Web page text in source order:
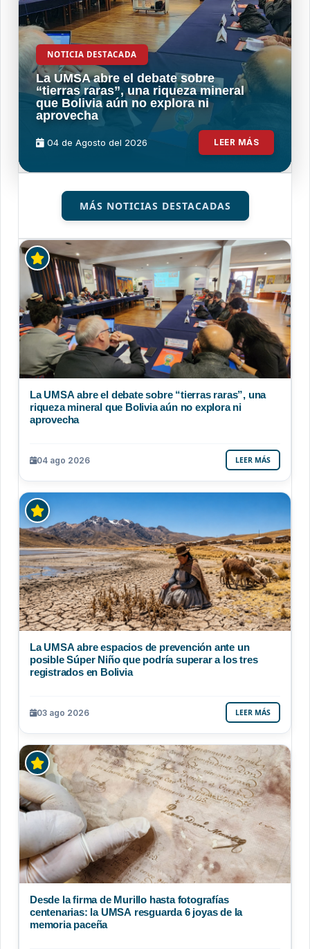
NOTICIA DESTACADA
La UMSA abre el debate sobre
“tierras raras”, una riqueza mineral
que Bolivia aún no explora ni
aprovecha
04 de Agosto del 2026 LEER MÁS
MÁS NOTICIAS DESTACADAS
La UMSA abre el debate sobre “tierras raras”, una
riqueza mineral que Bolivia aún no explora ni
aprovecha
04 ago 2026 LEER MÁS
La UMSA abre espacios de prevención ante un
posible Súper Niño que podría superar a los tres
registrados en Bolivia
03 ago 2026 LEER MÁS
Desde la firma de Murillo hasta fotografías
centenarias: la UMSA resguarda 6 joyas de la
memoria paceña